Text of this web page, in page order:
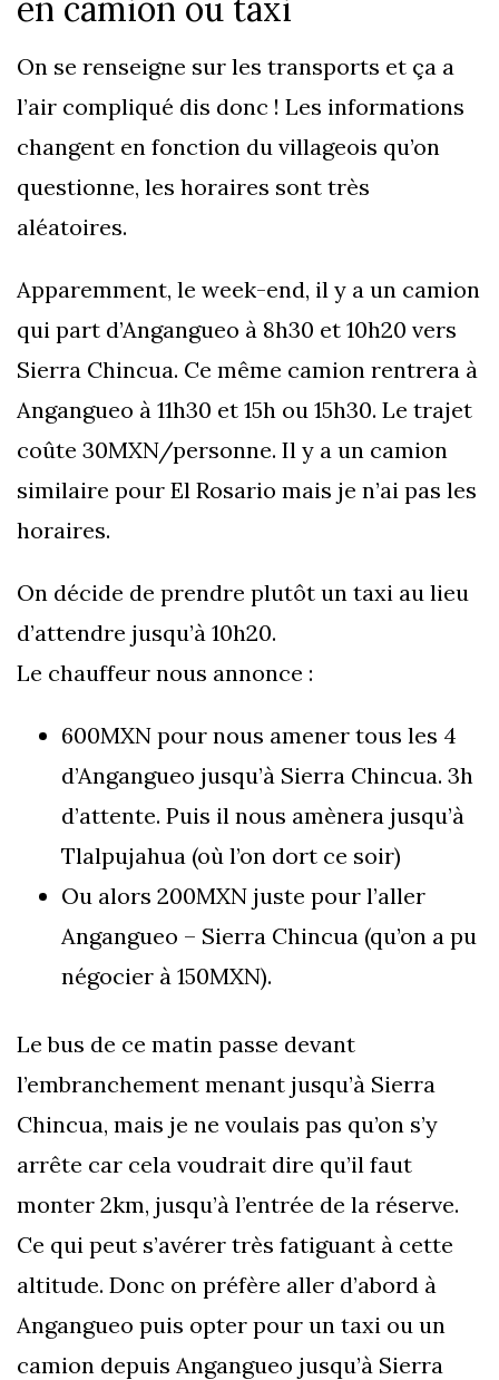
en camion ou taxi
On se renseigne sur les transports et ça a
l’air compliqué dis donc ! Les informations
changent en fonction du villageois qu’on
questionne, les horaires sont très
aléatoires.
Apparemment, le week-end, il y a un camion
qui part d’Angangueo à 8h30 et 10h20 vers
Sierra Chincua. Ce même camion rentrera à
Angangueo à 11h30 et 15h ou 15h30. Le trajet
coûte 30MXN/personne. Il y a un camion
similaire pour El Rosario mais je n’ai pas les
horaires.
On décide de prendre plutôt un taxi au lieu
d’attendre jusqu’à 10h20.
Le chauffeur nous annonce :
600MXN pour nous amener tous les 4
d’Angangueo jusqu’à Sierra Chincua. 3h
d’attente. Puis il nous amènera jusqu’à
Tlalpujahua (où l’on dort ce soir)
Ou alors 200MXN juste pour l’aller
Angangueo – Sierra Chincua (qu’on a pu
négocier à 150MXN).
Le bus de ce matin passe devant
l’embranchement menant jusqu’à Sierra
Chincua, mais je ne voulais pas qu’on s’y
arrête car cela voudrait dire qu’il faut
monter 2km, jusqu’à l’entrée de la réserve.
Ce qui peut s’avérer très fatiguant à cette
altitude. Donc on préfère aller d’abord à
Angangueo puis opter pour un taxi ou un
camion depuis Angangueo jusqu’à Sierra